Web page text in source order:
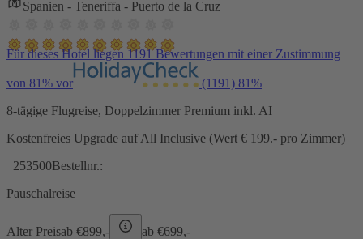
Spanien - Teneriffa - Puerto de la Cruz
Für dieses Hotel liegen 1191 Bewertungen mit einer Zustimmung
von 81% vor (1191) 81%
8-tägige Flugreise, Doppelzimmer Premium inkl. AI
Kostenfreies Upgrade auf All Inclusive (Wert € 199.- pro Zimmer)
253500Bestellnr.:
Pauschalreise
Alter Preisab €899,- ab €699,-